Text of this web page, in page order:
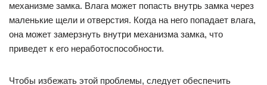
механизме замка. Влага может попасть внутрь замка через
маленькие щели и отверстия. Когда на него попадает влага,
она может замерзнуть внутри механизма замка, что
приведет к его неработоспособности.
Чтобы избежать этой проблемы, следует обеспечить